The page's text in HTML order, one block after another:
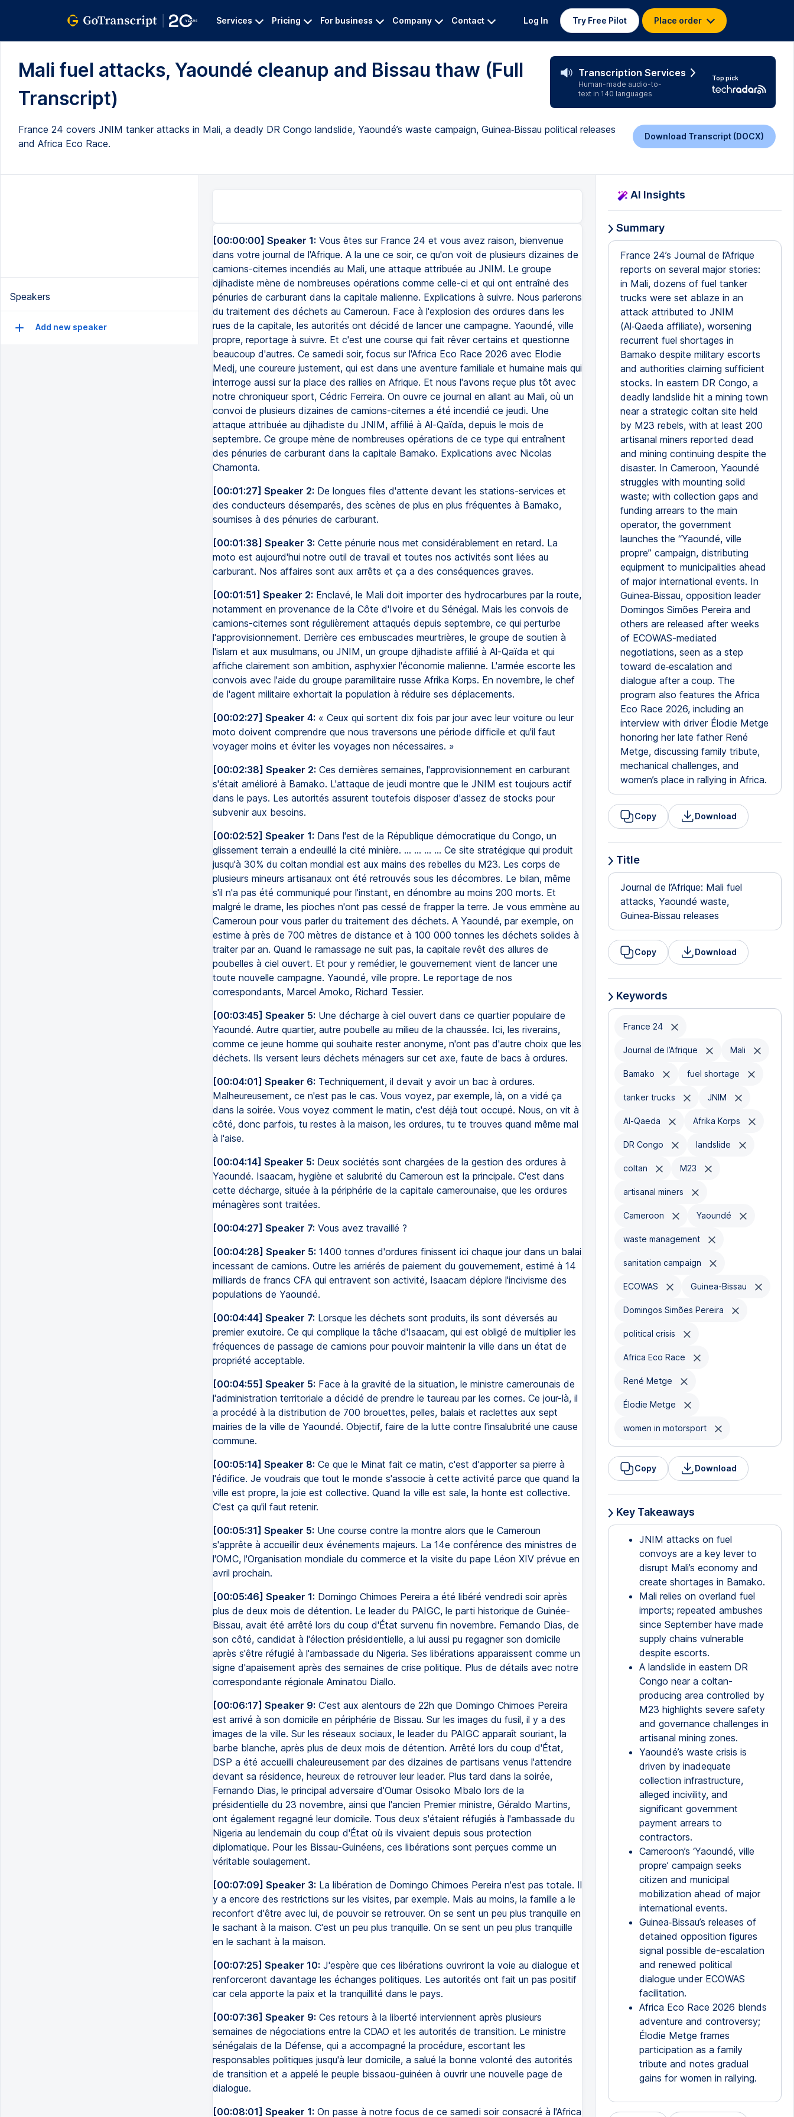
Services Pricing For business Company Contact Log In Try Free Pilot Place order
Mali fuel attacks, Yaoundé cleanup and Bissau thaw (Full
Transcript)
Transcription Services
Human-made audio-to-
text in 140 languages
Top pick
France 24 covers JNIM tanker attacks in Mali, a deadly DR Congo landslide, Yaoundé’s waste campaign, Guinea‑Bissau political releases
and Africa Eco Race.
Download Transcript (DOCX)
Speakers
Add new speaker
[00:00:00] Speaker 1: Vous êtes sur France 24 et vous avez raison, bienvenue
dans votre journal de l'Afrique. A la une ce soir, ce qu'on voit de plusieurs dizaines de
camions-citernes incendiés au Mali, une attaque attribuée au JNIM. Le groupe
djihadiste mène de nombreuses opérations comme celle-ci et qui ont entraîné des
pénuries de carburant dans la capitale malienne. Explications à suivre. Nous parlerons
du traitement des déchets au Cameroun. Face à l'explosion des ordures dans les
rues de la capitale, les autorités ont décidé de lancer une campagne. Yaoundé, ville
propre, reportage à suivre. Et c'est une course qui fait rêver certains et questionne
beaucoup d'autres. Ce samedi soir, focus sur l'Africa Eco Race 2026 avec Elodie
Medj, une coureure justement, qui est dans une aventure familiale et humaine mais qui
interroge aussi sur la place des rallies en Afrique. Et nous l'avons reçue plus tôt avec
notre chroniqueur sport, Cédric Ferreira. On ouvre ce journal en allant au Mali, où un
convoi de plusieurs dizaines de camions-citernes a été incendié ce jeudi. Une
attaque attribuée au djihadiste du JNIM, affilié à Al-Qaïda, depuis le mois de
septembre. Ce groupe mène de nombreuses opérations de ce type qui entraînent
des pénuries de carburant dans la capitale Bamako. Explications avec Nicolas
Chamonta.
[00:01:27] Speaker 2: De longues files d'attente devant les stations-services et
des conducteurs désemparés, des scènes de plus en plus fréquentes à Bamako,
soumises à des pénuries de carburant.
[00:01:38] Speaker 3: Cette pénurie nous met considérablement en retard. La
moto est aujourd'hui notre outil de travail et toutes nos activités sont liées au
carburant. Nos affaires sont aux arrêts et ça a des conséquences graves.
[00:01:51] Speaker 2: Enclavé, le Mali doit importer des hydrocarbures par la route,
notamment en provenance de la Côte d'Ivoire et du Sénégal. Mais les convois de
camions-citernes sont régulièrement attaqués depuis septembre, ce qui perturbe
l'approvisionnement. Derrière ces embuscades meurtrières, le groupe de soutien à
l'islam et aux musulmans, ou JNIM, un groupe djihadiste affilié à Al-Qaïda et qui
affiche clairement son ambition, asphyxier l'économie malienne. L'armée escorte les
convois avec l'aide du groupe paramilitaire russe Afrika Korps. En novembre, le chef
de l'agent militaire exhortait la population à réduire ses déplacements.
[00:02:27] Speaker 4: « Ceux qui sortent dix fois par jour avec leur voiture ou leur
moto doivent comprendre que nous traversons une période difficile et qu'il faut
voyager moins et éviter les voyages non nécessaires. »
[00:02:38] Speaker 2: Ces dernières semaines, l'approvisionnement en carburant
s'était amélioré à Bamako. L'attaque de jeudi montre que le JNIM est toujours actif
dans le pays. Les autorités assurent toutefois disposer d'assez de stocks pour
subvenir aux besoins.
[00:02:52] Speaker 1: Dans l'est de la République démocratique du Congo, un
glissement terrain a endeuillé la cité minière. ... ... ... ... Ce site stratégique qui produit
jusqu'à 30% du coltan mondial est aux mains des rebelles du M23. Les corps de
plusieurs mineurs artisanaux ont été retrouvés sous les décombres. Le bilan, même
s'il n'a pas été communiqué pour l'instant, en dénombre au moins 200 morts. Et
malgré le drame, les pioches n'ont pas cessé de frapper la terre. Je vous emmène au
Cameroun pour vous parler du traitement des déchets. A Yaoundé, par exemple, on
estime à près de 700 mètres de distance et à 100 000 tonnes les déchets solides à
traiter par an. Quand le ramassage ne suit pas, la capitale revêt des allures de
poubelles à ciel ouvert. Et pour y remédier, le gouvernement vient de lancer une
toute nouvelle campagne. Yaoundé, ville propre. Le reportage de nos
correspondants, Marcel Amoko, Richard Tessier.
[00:03:45] Speaker 5: Une décharge à ciel ouvert dans ce quartier populaire de
Yaoundé. Autre quartier, autre poubelle au milieu de la chaussée. Ici, les riverains,
comme ce jeune homme qui souhaite rester anonyme, n'ont pas d'autre choix que les
déchets. Ils versent leurs déchets ménagers sur cet axe, faute de bacs à ordures.
[00:04:01] Speaker 6: Techniquement, il devait y avoir un bac à ordures.
Malheureusement, ce n'est pas le cas. Vous voyez, par exemple, là, on a vidé ça
dans la soirée. Vous voyez comment le matin, c'est déjà tout occupé. Nous, on vit à
côté, donc parfois, tu restes à la maison, les ordures, tu te trouves quand même mal
à l'aise.
[00:04:14] Speaker 5: Deux sociétés sont chargées de la gestion des ordures à
Yaoundé. Isaacam, hygiène et salubrité du Cameroun est la principale. C'est dans
cette décharge, située à la périphérie de la capitale camerounaise, que les ordures
ménagères sont traitées.
[00:04:27] Speaker 7: Vous avez travaillé ?
[00:04:28] Speaker 5: 1400 tonnes d'ordures finissent ici chaque jour dans un balai
incessant de camions. Outre les arriérés de paiement du gouvernement, estimé à 14
milliards de francs CFA qui entravent son activité, Isaacam déplore l'incivisme des
populations de Yaoundé.
[00:04:44] Speaker 7: Lorsque les déchets sont produits, ils sont déversés au
premier exutoire. Ce qui complique la tâche d'Isaacam, qui est obligé de multiplier les
fréquences de passage de camions pour pouvoir maintenir la ville dans un état de
propriété acceptable.
[00:04:55] Speaker 5: Face à la gravité de la situation, le ministre camerounais de
l'administration territoriale a décidé de prendre le taureau par les cornes. Ce jour-là, il
a procédé à la distribution de 700 brouettes, pelles, balais et raclettes aux sept
mairies de la ville de Yaoundé. Objectif, faire de la lutte contre l'insalubrité une cause
commune.
[00:05:14] Speaker 8: Ce que le Minat fait ce matin, c'est d'apporter sa pierre à
l'édifice. Je voudrais que tout le monde s'associe à cette activité parce que quand la
ville est propre, la joie est collective. Quand la ville est sale, la honte est collective.
C'est ça qu'il faut retenir.
[00:05:31] Speaker 5: Une course contre la montre alors que le Cameroun
s'apprête à accueillir deux événements majeurs. La 14e conférence des ministres de
l'OMC, l'Organisation mondiale du commerce et la visite du pape Léon XIV prévue en
avril prochain.
[00:05:46] Speaker 1: Domingo Chimoes Pereira a été libéré vendredi soir après
plus de deux mois de détention. Le leader du PAIGC, le parti historique de Guinée-
Bissau, avait été arrêté lors du coup d'État survenu fin novembre. Fernando Dias, de
son côté, candidat à l'élection présidentielle, a lui aussi pu regagner son domicile
après s'être réfugié à l'ambassade du Nigeria. Ses libérations apparaissent comme un
signe d'apaisement après des semaines de crise politique. Plus de détails avec notre
correspondante régionale Aminatou Diallo.
[00:06:17] Speaker 9: C'est aux alentours de 22h que Domingo Chimoes Pereira
est arrivé à son domicile en périphérie de Bissau. Sur les images du fusil, il y a des
images de la ville. Sur les réseaux sociaux, le leader du PAIGC apparaît souriant, la
barbe blanche, après plus de deux mois de détention. Arrêté lors du coup d'État,
DSP a été accueilli chaleureusement par des dizaines de partisans venus l'attendre
devant sa résidence, heureux de retrouver leur leader. Plus tard dans la soirée,
Fernando Dias, le principal adversaire d'Oumar Osisoko Mbalo lors de la
présidentielle du 23 novembre, ainsi que l'ancien Premier ministre, Géraldo Martins,
ont également regagné leur domicile. Tous deux s'étaient réfugiés à l'ambassade du
Nigeria au lendemain du coup d'État où ils vivaient depuis sous protection
diplomatique. Pour les Bissau-Guinéens, ces libérations sont perçues comme un
véritable soulagement.
[00:07:09] Speaker 3: La libération de Domingo Chimoes Pereira n'est pas totale. Il
y a encore des restrictions sur les visites, par exemple. Mais au moins, la famille a le
reconfort d'être avec lui, de pouvoir se retrouver. On se sent un peu plus tranquille en
le sachant à la maison. C'est un peu plus tranquille. On se sent un peu plus tranquille
en le sachant à la maison.
[00:07:25] Speaker 10: J'espère que ces libérations ouvriront la voie au dialogue et
renforceront davantage les échanges politiques. Les autorités ont fait un pas positif
car cela apporte la paix et la tranquillité dans le pays.
[00:07:36] Speaker 9: Ces retours à la liberté interviennent après plusieurs
semaines de négociations entre la CDAO et les autorités de transition. Le ministre
sénégalais de la Défense, qui a accompagné la procédure, escortant les
responsables politiques jusqu'à leur domicile, a salué la bonne volonté des autorités
de transition et a appelé le peuple bissaou-guinéen à ouvrir une nouvelle page de
dialogue.
[00:08:01] Speaker 1: On passe à notre focus de ce samedi soir consacré à l'Africa
AI Insights
Summary
France 24’s Journal de l’Afrique
reports on several major stories:
in Mali, dozens of fuel tanker
trucks were set ablaze in an
attack attributed to JNIM
(Al‑Qaeda affiliate), worsening
recurrent fuel shortages in
Bamako despite military escorts
and authorities claiming sufficient
stocks. In eastern DR Congo, a
deadly landslide hit a mining town
near a strategic coltan site held
by M23 rebels, with at least 200
artisanal miners reported dead
and mining continuing despite the
disaster. In Cameroon, Yaoundé
struggles with mounting solid
waste; with collection gaps and
funding arrears to the main
operator, the government
launches the “Yaoundé, ville
propre” campaign, distributing
equipment to municipalities ahead
of major international events. In
Guinea‑Bissau, opposition leader
Domingos Simões Pereira and
others are released after weeks
of ECOWAS-mediated
negotiations, seen as a step
toward de‑escalation and
dialogue after a coup. The
program also features the Africa
Eco Race 2026, including an
interview with driver Élodie Metge
honoring her late father René
Metge, discussing family tribute,
mechanical challenges, and
women’s place in rallying in Africa.
Copy Download
Title
Journal de l’Afrique: Mali fuel
attacks, Yaoundé waste,
Guinea‑Bissau releases
Copy Download
Keywords
France 24
Journal de l’Afrique Mali
Bamako fuel shortage
tanker trucks JNIM
Al-Qaeda Afrika Korps
DR Congo landslide
coltan M23
artisanal miners
Cameroon Yaoundé
waste management
sanitation campaign
ECOWAS Guinea-Bissau
Domingos Simões Pereira
political crisis
Africa Eco Race
René Metge
Élodie Metge
women in motorsport
Copy Download
Key Takeaways
JNIM attacks on fuel
convoys are a key lever to
disrupt Mali’s economy and
create shortages in Bamako.
Mali relies on overland fuel
imports; repeated ambushes
since September have made
supply chains vulnerable
despite escorts.
A landslide in eastern DR
Congo near a coltan-
producing area controlled by
M23 highlights severe safety
and governance challenges in
artisanal mining zones.
Yaoundé’s waste crisis is
driven by inadequate
collection infrastructure,
alleged incivility, and
significant government
payment arrears to
contractors.
Cameroon’s ‘Yaoundé, ville
propre’ campaign seeks
citizen and municipal
mobilization ahead of major
international events.
Guinea‑Bissau’s releases of
detained opposition figures
signal possible de-escalation
and renewed political
dialogue under ECOWAS
facilitation.
Africa Eco Race 2026 blends
adventure and controversy;
Élodie Metge frames
participation as a family
tribute and notes gradual
gains for women in rallying.